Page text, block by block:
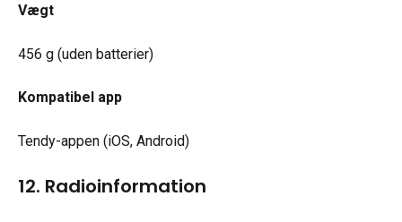
Vægt
456 g (uden batterier)
Kompatibel app
Tendy-appen (iOS, Android)
12. Radioinformation